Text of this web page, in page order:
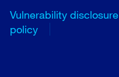
Vulnerability disclosure
policy